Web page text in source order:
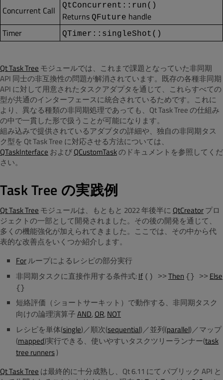
Concurrent Call
QtConcurrent::run()
Returns QFuture handle
Timer
QTimer::singleShot()
Qt Task Tree モジュールでは、これまで課題となっていた非同期
API 同士の非互換性の問題が解消されています。既存の各種非同期
API に対して用意されたタスクアダプタを通じて、これらすべての
型が共通のインターフェースに統合されているためです。これに
より、異なる種類の非同期処理であっても、Qt Task Tree の仕組み
の中で一貫した形で扱うことが可能になります。
組み込みで提供されているアダプタの詳細や、独自の非同期タス
ク型を Qt Task Tree に対応させる方法については、
QTaskInterface およびQCustomTaskのドキュメントを参照してくだ
さい。
Task Tree の実践例
Qt Task Tree モジュールは、もともと 2022 年後半に QtCreatorプロ
ジェクトの一部として開発されました。その後の開発を通じて、
多くの機能強化が加えられてきました。ここでは、その中から代
表的な改善点をいくつか紹介します。
Forループによるレシピの部分実行
非同期タスクに直接作用する条件式: If () >> Then {} >> Else
{}
短絡評価（ショートサーキット）で動作する、非同期タスク
向けの論理演算子AND, OR, NOT
レシピを単体(single)／順次(sequential)／並列(parallel)／マップ
(mapped)実行できる、使いやすいタスクツリーランナー(task
tree runners)
Qt Task Tree は最終的に十分成熟し、Qt 6.11 にて パブリック API と